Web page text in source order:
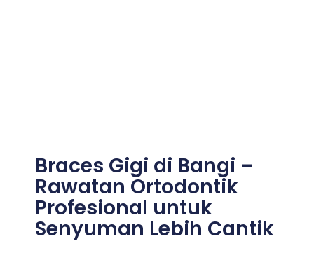
Braces Gigi di Bangi –
Rawatan Ortodontik
Profesional untuk
Senyuman Lebih Cantik